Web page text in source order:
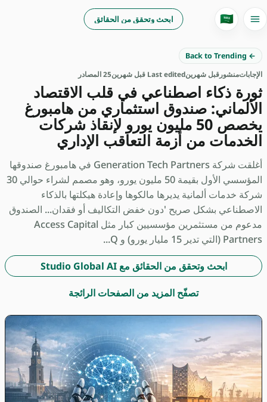
ابحث وتحقق من الحقائق 🇸🇦
← Back to Trending
الإجاباتمنشور قبل شهرينLast edited قبل شهرين 25 المصادر
ثورة ذكاء اصطناعي في قلب الاقتصاد
الألماني: صندوق استثماري من هامبورغ
يخصص 50 مليون يورو لإنقاذ شركات
الخدمات من أزمة التعاقب الإداري
أغلقت شركة Generation Tech Partners في هامبورغ صندوقها
المؤسسي الأول بقيمة 50 مليون يورو، وهو مصمم لشراء حوالي 30
شركة خدمات ألمانية يديرها مالكوها وإعادة هيكلتها بالذكاء
الاصطناعي بشكل صريح 'دون خفض التكاليف أو فقدان... الصندوق
مدعوم من مستثمرين مؤسسيين كبار مثل Access Capital
Partners (التي تدير 15 مليار يورو) و Q...
ابحث وتحقق من الحقائق مع Studio Global AI
تصفّح المزيد من الصفحات الرائجة